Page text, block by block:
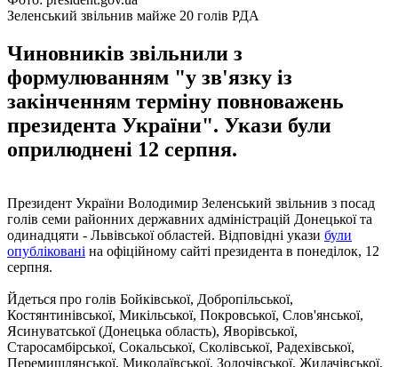
Зеленський звільнив майже 20 голів РДА
Чиновників звільнили з
формулюванням "у зв'язку із
закінченням терміну повноважень
президента України". Укази були
оприлюднені 12 серпня.
Президент України Володимир Зеленський звільнив з посад
голів семи районних державних адміністрацій Донецької та
одинадцяти - Львівської областей. Відповідні укази були
опубліковані на офіційному сайті президента в понеділок, 12
серпня.
Йдеться про голів Бойківської, Добропільської,
Костянтинівської, Микільської, Покровської, Слов'янської,
Ясинуватської (Донецька область), Яворівської,
Старосамбірської, Сокальської, Сколівської, Радехівської,
Перемишлянської, Миколаївської, Золочівської, Жидачівської,